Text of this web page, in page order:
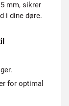
mm, sikrer
i dine døre.
for optimal